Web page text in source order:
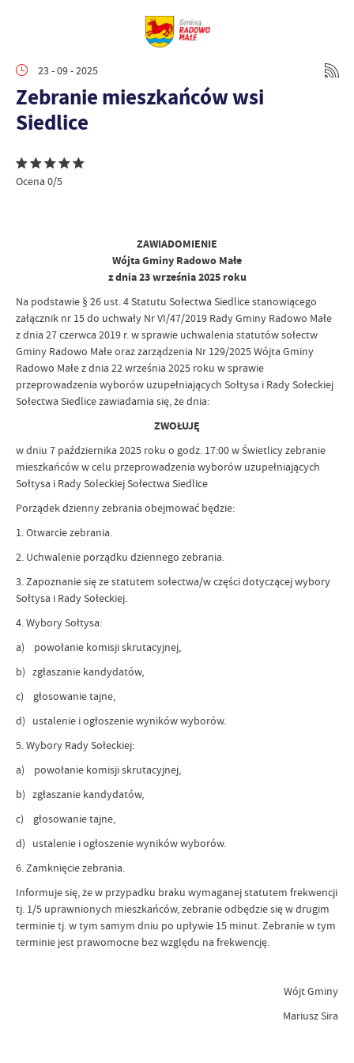
23 - 09 - 2025
Zebranie mieszkańców wsi
Siedlice
Ocena 0/5
ZAWIADOMIENIE
Wójta Gminy Radowo Małe
z dnia 23 września 2025 roku
Na podstawie § 26 ust. 4 Statutu Sołectwa Siedlice stanowiącego
załącznik nr 15 do uchwały Nr VI/47/2019 Rady Gminy Radowo Małe
z dnia 27 czerwca 2019 r. w sprawie uchwalenia statutów sołectw
Gminy Radowo Małe oraz zarządzenia Nr 129/2025 Wójta Gminy
Radowo Małe z dnia 22 września 2025 roku w sprawie
przeprowadzenia wyborów uzupełniających Sołtysa i Rady Sołeckiej
Sołectwa Siedlice zawiadamia się, że dnia:
ZWOŁUJĘ
w dniu 7 października 2025 roku o godz. 17:00 w Świetlicy zebranie
mieszkańców w celu przeprowadzenia wyborów uzupełniających
Sołtysa i Rady Soleckiej Sołectwa Siedlice
Porządek dzienny zebrania obejmować będzie:
1. Otwarcie zebrania.
2. Uchwalenie porządku dziennego zebrania.
3. Zapoznanie się ze statutem sołectwa/w części dotyczącej wybory
Sołtysa i Rady Sołeckiej.
4. Wybory Sołtysa:
a) powołanie komisji skrutacyjnej,
b) zgłaszanie kandydatów,
c) głosowanie tajne,
d) ustalenie i ogłoszenie wyników wyborów.
5. Wybory Rady Sołeckiej:
a) powołanie komisji skrutacyjnej,
b) zgłaszanie kandydatów,
c) głosowanie tajne,
d) ustalenie i ogłoszenie wyników wyborów.
6. Zamknięcie zebrania.
Informuje się, że w przypadku braku wymaganej statutem frekwencji
tj. 1/5 uprawnionych mieszkańców, zebranie odbędzie się w drugim
terminie tj. w tym samym dniu po upływie 15 minut. Zebranie w tym
terminie jest prawomocne bez względu na frekwencję.
Wójt Gminy
Mariusz Sira